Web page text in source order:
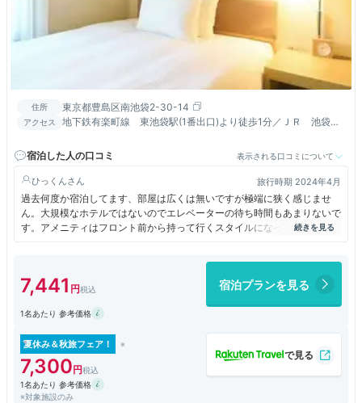
住所 東京都豊島区南池袋2-30-14
アクセス
地下鉄有楽町線 東池袋駅(1番出口)より徒歩1分／ＪＲ 池袋駅
宿泊した人の口コミ
表示される口コミについて
ひっくん 旅行時期 2024年4月
過去何度か宿泊してます、部屋は広くは無いですが極端に狭く感じませ
ん。大規模なホテルではないのでエレベーターの待ち時間もあまりないで
す。アメニティはフロント前から持って行くスタイルになってました。以
前は朝食が好きだったのですが、今回は品数的にちょっと満足度が下がり
7,441 宿泊プランを見る
1名あたり 参考価格
夏休み＆秋旅フェア！
7,300
1名あたり 参考価格
※対象施設のみ